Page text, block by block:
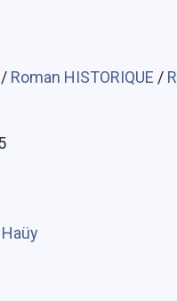
/ Roman HISTORIQUE /